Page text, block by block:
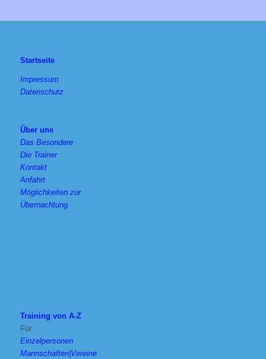
Startseite
Impressum
Datenschutz
Über uns
Das Besondere
Die Trainer
Kontakt
Anfahrt
Möglichkeiten zur
Übernachtung
Training von A-Z
Für
Einzelpersonen
Mannschaften|Vereine